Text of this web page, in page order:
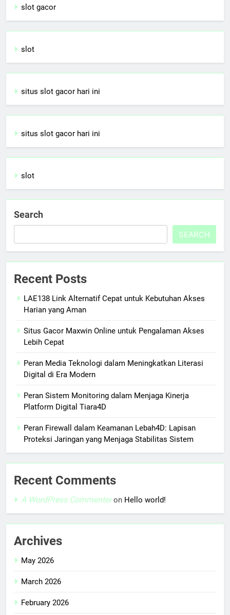
slot gacor
slot
situs slot gacor hari ini
situs slot gacor hari ini
slot
Search
SEARCH
Recent Posts
LAE138 Link Alternatif Cepat untuk Kebutuhan Akses
Harian yang Aman
Situs Gacor Maxwin Online untuk Pengalaman Akses
Lebih Cepat
Peran Media Teknologi dalam Meningkatkan Literasi
Digital di Era Modern
Peran Sistem Monitoring dalam Menjaga Kinerja
Platform Digital Tiara4D
Peran Firewall dalam Keamanan Lebah4D: Lapisan
Proteksi Jaringan yang Menjaga Stabilitas Sistem
Recent Comments
A WordPress Commenteron Hello world!
Archives
May 2026
March 2026
February 2026